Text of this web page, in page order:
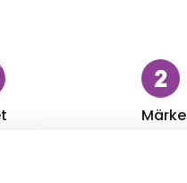
Märke